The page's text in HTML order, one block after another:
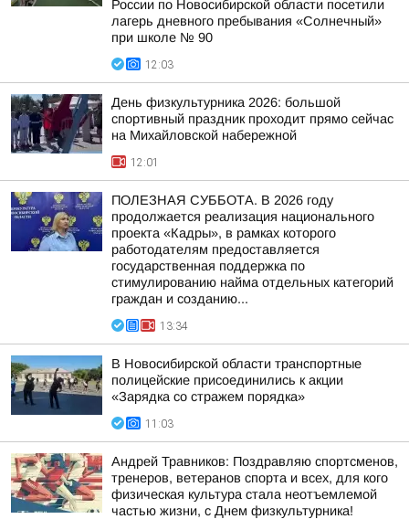
России по Новосибирской области посетили
лагерь дневного пребывания «Солнечный»
при школе № 90
12:03
День физкультурника 2026: большой
спортивный праздник проходит прямо сейчас
на Михайловской набережной
12:01
ПОЛЕЗНАЯ СУББОТА. В 2026 году
продолжается реализация национального
проекта «Кадры», в рамках которого
работодателям предоставляется
государственная поддержка по
стимулированию найма отдельных категорий
граждан и созданию...
13:34
В Новосибирской области транспортные
полицейские присоединились к акции
«Зарядка со стражем порядка»
11:03
Андрей Травников: Поздравляю спортсменов,
тренеров, ветеранов спорта и всех, для кого
физическая культура стала неотъемлемой
частью жизни, с Днем физкультурника!